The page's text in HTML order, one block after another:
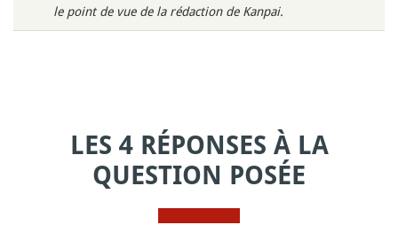
le point de vue de la rédaction de Kanpai.
LES 4 RÉPONSES À LA
QUESTION POSÉE